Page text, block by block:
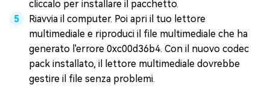
cliccalo per installare il pacchetto.
Riavvia il computer. Poi apri il tuo lettore
multimediale e riproduci il file multimediale che ha
generato l'errore 0xc00d36b4. Con il nuovo codec
pack installato, il lettore multimediale dovrebbe
gestire il file senza problemi.